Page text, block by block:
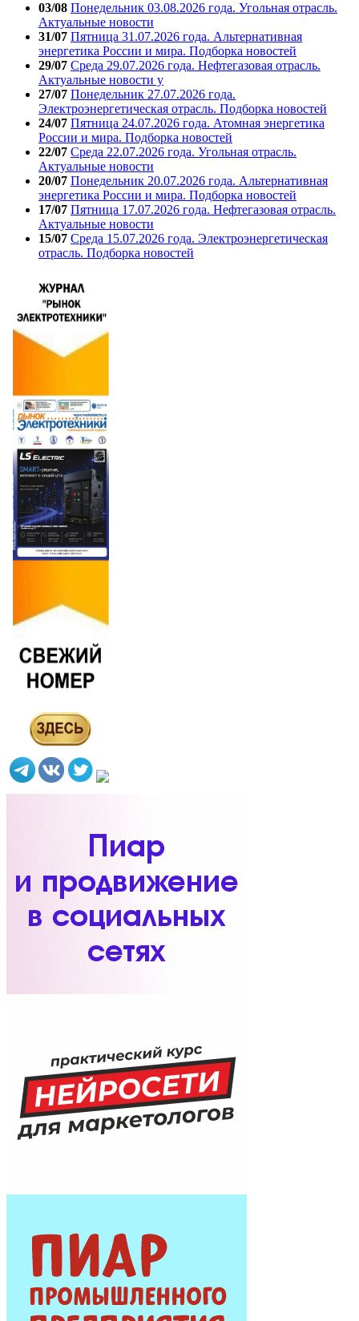
03/08 Понедельник 03.08.2026 года. Угольная отрасль.
Актуальные новости
31/07 Пятница 31.07.2026 года. Альтернативная
энергетика России и мира. Подборка новостей
29/07 Среда 29.07.2026 года. Нефтегазовая отрасль.
Актуальные новости у
27/07 Понедельник 27.07.2026 года.
Электроэнергетическая отрасль. Подборка новостей
24/07 Пятница 24.07.2026 года. Атомная энергетика
России и мира. Подборка новостей
22/07 Среда 22.07.2026 года. Угольная отрасль.
Актуальные новости
20/07 Понедельник 20.07.2026 года. Альтернативная
энергетика России и мира. Подборка новостей
17/07 Пятница 17.07.2026 года. Нефтегазовая отрасль.
Актуальные новости
15/07 Среда 15.07.2026 года. Электроэнергетическая
отрасль. Подборка новостей